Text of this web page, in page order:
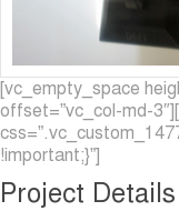
[vc_empty_space
offset=”vc_col-md-
!important;}”]
Project Details